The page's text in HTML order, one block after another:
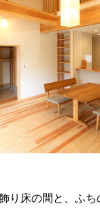
り床の間と、ふ